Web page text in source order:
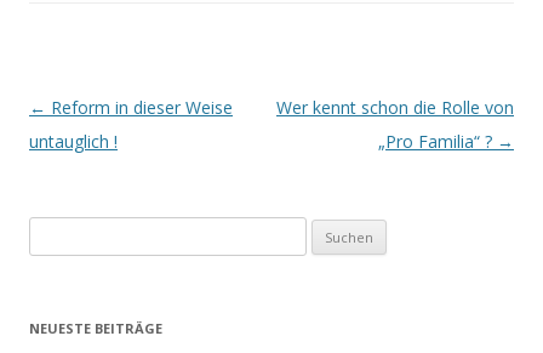
Beitrags-
Navigation
← Reform in dieser Weise
untauglich !
Wer kennt schon die Rolle von
„Pro Familia“ ? →
nach:
NEUESTE BEITRÄGE